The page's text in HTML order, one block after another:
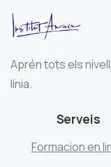
Aprén tots els
línia.
Serveis
Formacion en